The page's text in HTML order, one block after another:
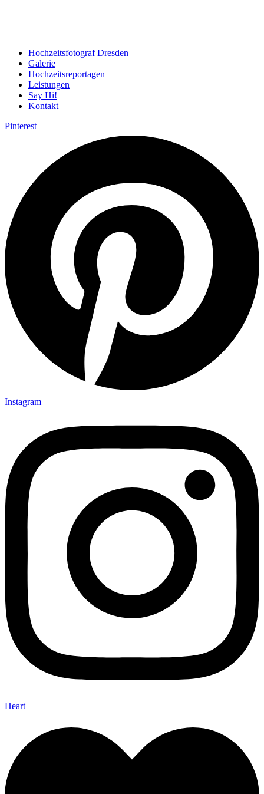
Hochzeitsfotograf Dresden
Galerie
Hochzeitsreportagen
Leistungen
Say Hi!
Kontakt
Pinterest
Instagram
Heart